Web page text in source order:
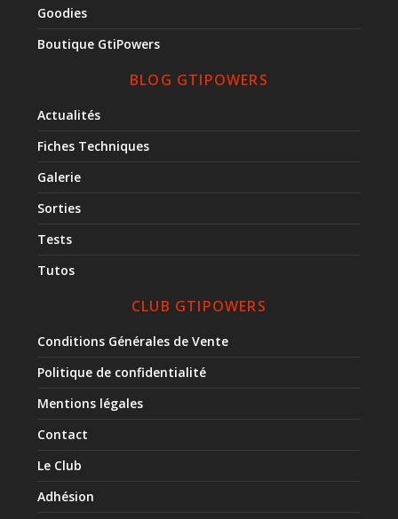
Goodies
Boutique GtiPowers
BLOG GTIPOWERS
Actualités
Fiches Techniques
Galerie
Sorties
Tests
Tutos
CLUB GTIPOWERS
Conditions Générales de Vente
Politique de confidentialité
Mentions légales
Contact
Le Club
Adhésion